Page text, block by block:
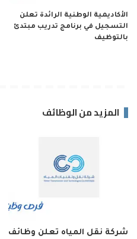
الأكاديمية الوطنية الرائدة تعلن
التسجيل في برنامج تدريب مبتدئ
بالتوظيف
المزيد من الوظائف
شركة نقل المياه تعلن وظائف